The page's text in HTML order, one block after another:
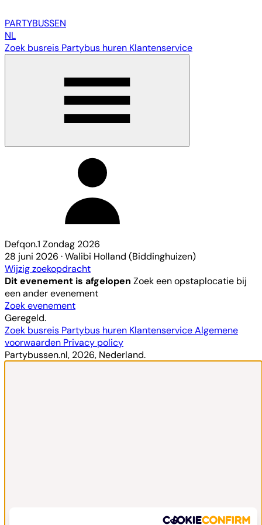
PARTYBUSSEN
NL
Zoek busreis Partybus huren Klantenservice
Defqon.1 Zondag 2026
28 juni 2026 ·Walibi Holland (Biddinghuizen)
Wijzig zoekopdracht
Dit evenement is afgelopen Zoek een opstaplocatie bij
een ander evenement
Zoek evenement
Geregeld.
Zoek busreis Partybus huren KlantenserviceAlgemene
voorwaarden Privacy policy
Partybussen.nl, 2026, Nederland.